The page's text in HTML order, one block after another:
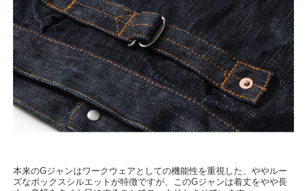
本来のGジャンはワークウェアとしての機能性を重視した、ややルー
ズなボックスシルエットが特徴ですが、このGジャンは着丈をやや長